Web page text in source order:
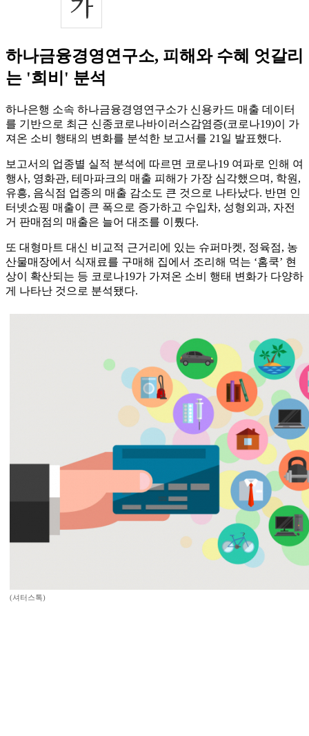
하나금융경영연구소, 피해와 수혜 엇갈리
는 '희비' 분석
하나은행 소속 하나금융경영연구소가 신용카드 매출 데이터
를 기반으로 최근 신종코로나바이러스감염증(코로나19)이 가
져온 소비 행태의 변화를 분석한 보고서를 21일 발표했다.
보고서의 업종별 실적 분석에 따르면 코로나19 여파로 인해 여
행사, 영화관, 테마파크의 매출 피해가 가장 심각했으며, 학원,
유흥, 음식점 업종의 매출 감소도 큰 것으로 나타났다. 반면 인
터넷쇼핑 매출이 큰 폭으로 증가하고 수입차, 성형외과, 자전
거 판매점의 매출은 늘어 대조를 이뤘다.
또 대형마트 대신 비교적 근거리에 있는 슈퍼마켓, 정육점, 농
산물매장에서 식재료를 구매해 집에서 조리해 먹는 ‘홈쿡’ 현
상이 확산되는 등 코로나19가 가져온 소비 행태 변화가 다양하
게 나타난 것으로 분석됐다.
(셔터스톡)